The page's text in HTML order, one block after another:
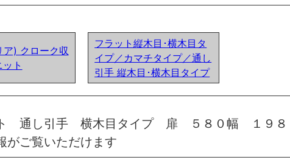
) クローク収
ト
フラット縦木目･横木目タ
イプ／カマチタイプ／通し
引手 縦木目･横木目タイプ
通し引手 横木目タイプ 扉 ５８０幅 １９８
がご覧いただけます